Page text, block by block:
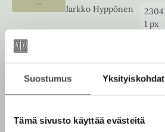
Suostumus Yksityiskohdat
Tämä sivusto käyttää evästeitä
Jarkko Hyppönen
2304
1 px
Reetta Pellikka
Neulos
Kannen
n kirja
07